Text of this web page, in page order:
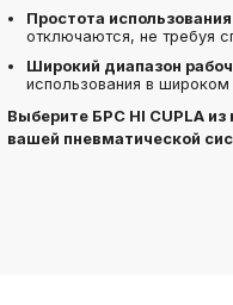
Простота
отключаются, не требуя
Широкий диапазон
использования в
Выберите БРС HI CUPLA
вашей пневматической